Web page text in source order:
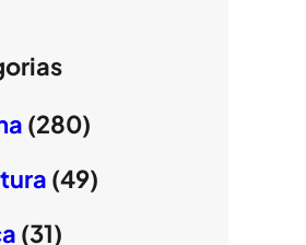
(280)
(49)
(31)